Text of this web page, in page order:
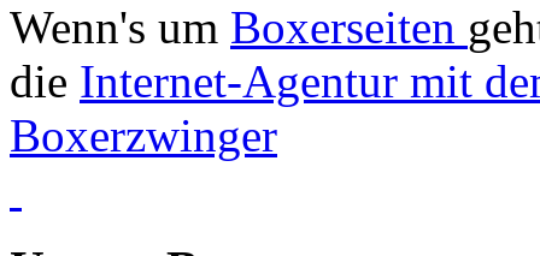
Wenn's um Boxerseiten
die Internet-Agentur mit
Boxerzwinger